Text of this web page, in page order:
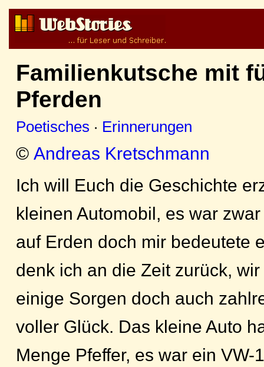
Familienkutsche mit
Pferden
Poetisches · Erinnerungen
© Andreas Kretschmann
Ich will Euch die Geschichte
kleinen Automobil, es war
auf Erden doch mir bedeutete
denk ich an die Zeit zurück,
einige Sorgen doch auch
voller Glück. Das kleine Auto
Menge Pfeffer, es war ein VW-